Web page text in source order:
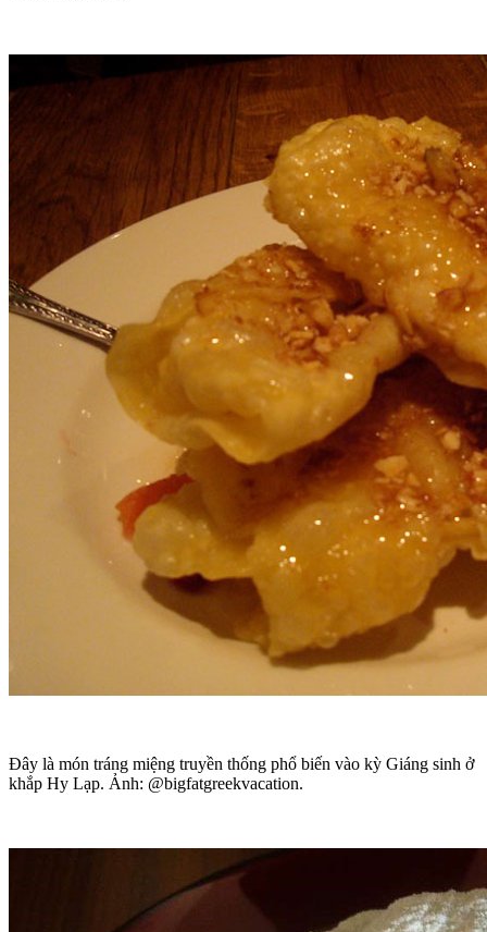
Đây là món tráng miệng truyền thống phổ biến vào kỳ Giáng sinh ở
khắp Hy Lạp. Ảnh: @bigfatgreekvacation.